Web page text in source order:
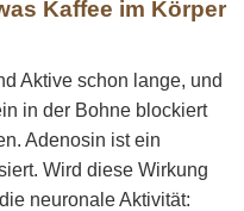
Kaffee im Körper
Aktive schon lange, und
in der Bohne blockiert
Adenosin ist ein
Wird diese Wirkung
neuronale Aktivität: